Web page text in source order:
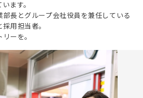
ます。
部長とグループ会社役員を兼任している
用担当者。
ーを。